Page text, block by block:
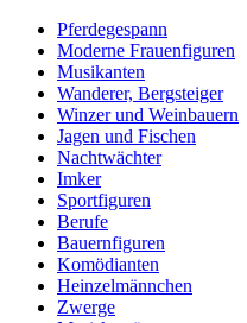
Pferdegespann
Moderne Frauenfiguren
Musikanten
Wanderer, Bergsteiger
Winzer und Weinbauern
Jagen und Fischen
Nachtwächter
Imker
Sportfiguren
Berufe
Bauernfiguren
Komödianten
Heinzelmännchen
Zwerge